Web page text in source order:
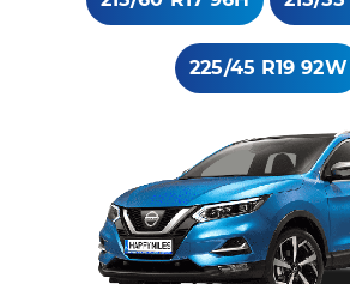
225/45 R19 92W